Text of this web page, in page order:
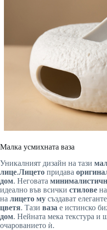
Малка усмихната ваза
Уникалният дизайн на тази
лице.Лицето придава
дом. Неговата
идеално във всички стилове на
на лицето му създават
цветя. Тази ваза е истинско
дом. Нейната мека текстура и
очарованието ѝ.